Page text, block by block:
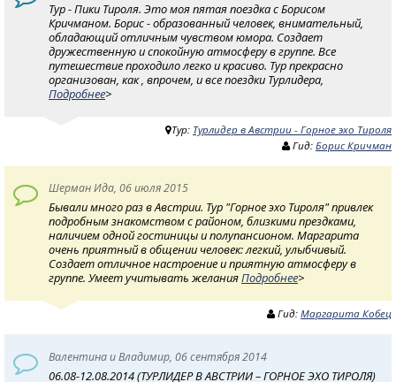
Тур - Пики Тироля. Это моя пятая поездка с Борисом
Кричманом. Борис - образованный человек, внимательный,
обладающий отличным чувством юмора. Создает
дружественную и спокойную атмосферу в группе. Все
путешествие проходило легко и красиво. Тур прекрасно
организован, как , впрочем, и все поездки Турлидера,
Подробнее>
Тур: Турлидер в Австрии - Горное эхо Тироля
Гид: Борис Кричман
Шерман Ида, 06 июля 2015
Бывали много раз в Австрии. Тур "Горное эхо Тироля" привлек
подробным знакомством с районом, близкими прездками,
наличием одной гостиницы и полупансионом. Маргарита
очень приятный в общении человек: легкий, улыбчивый.
Создает отличное настроение и приятную атмосферу в
группе. Умеет учитывать желанияПодробнее>
Гид: Маргарита Кобец
Валентина и Владимир, 06 сентября 2014
06.08-12.08.2014 (ТУРЛИДЕР В АВСТРИИ – ГОРНОЕ ЭХО ТИРОЛЯ)